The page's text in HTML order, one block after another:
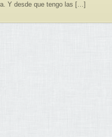
Y desde que tengo las […]